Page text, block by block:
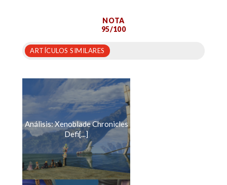
NOTA
95/100
ARTÍCULOS SIMILARES
Análisis: Xenoblade Chronicles
Defi[...]